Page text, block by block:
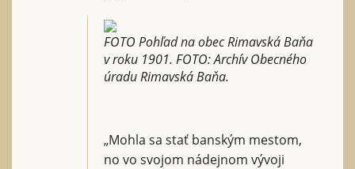
FOTO Pohľad na obec Rimavská Baňa
v roku 1901. FOTO: Archív Obecného
úradu Rimavská Baňa.
„Mohla sa stať banským mestom,
no vo svojom nádejnom vývoji